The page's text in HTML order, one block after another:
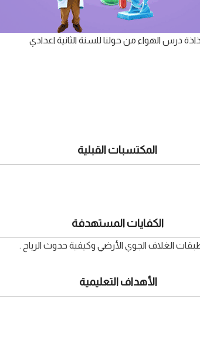
درس الهواء من حولنا للسنة الثانية اعدادي
المكتسبات القبلية
الكفايات المستهدفة
الغلاف الجوي الأرضي وكيفية حدوث الرياح .
الأهداف التعليمية